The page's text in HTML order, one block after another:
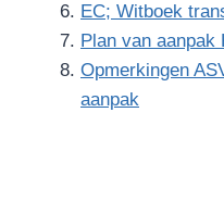
EC; Witboek
Plan van aanpak
Opmerkingen
aanpak